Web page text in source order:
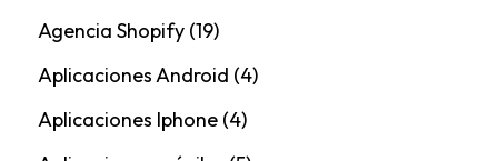
Agencia Shopify(19)
Aplicaciones Android (4)
Aplicaciones Iphone(4)